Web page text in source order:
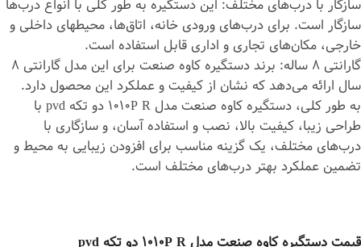
سازگار با درب‌های مختلف: این دستگیره به طور کلی با انواع درب‌ها
سازگار است. برای درب‌های ورودی خانه، اتاق‌ها، محیط‎های داخلی و
خارجی، مکان‌های تجاری و اداری قابل استفاده است.
گارانتی 8 ساله: برند دستگیره کاوه صنعت برای این مدل گارانتی 8
سال ارائه می‌دهد که نشان از کیفیت و عملکرد این محصول دارد.
به طور کلی، دستگیره کاوه صنعت مدل 1010P R دو تکه pvd با
طراحی زیبا، کیفیت بالا، نصب و استفاده آسان، و سازگاری با
درب‌های مختلف، یک گزینه مناسب برای افزودن زیبایی به محیط و
تضمین عملکرد بهتر درب‌های مختلف است.
قیمت دستگیره کاوه صنعت مدل 1010P R دو تکه pvd